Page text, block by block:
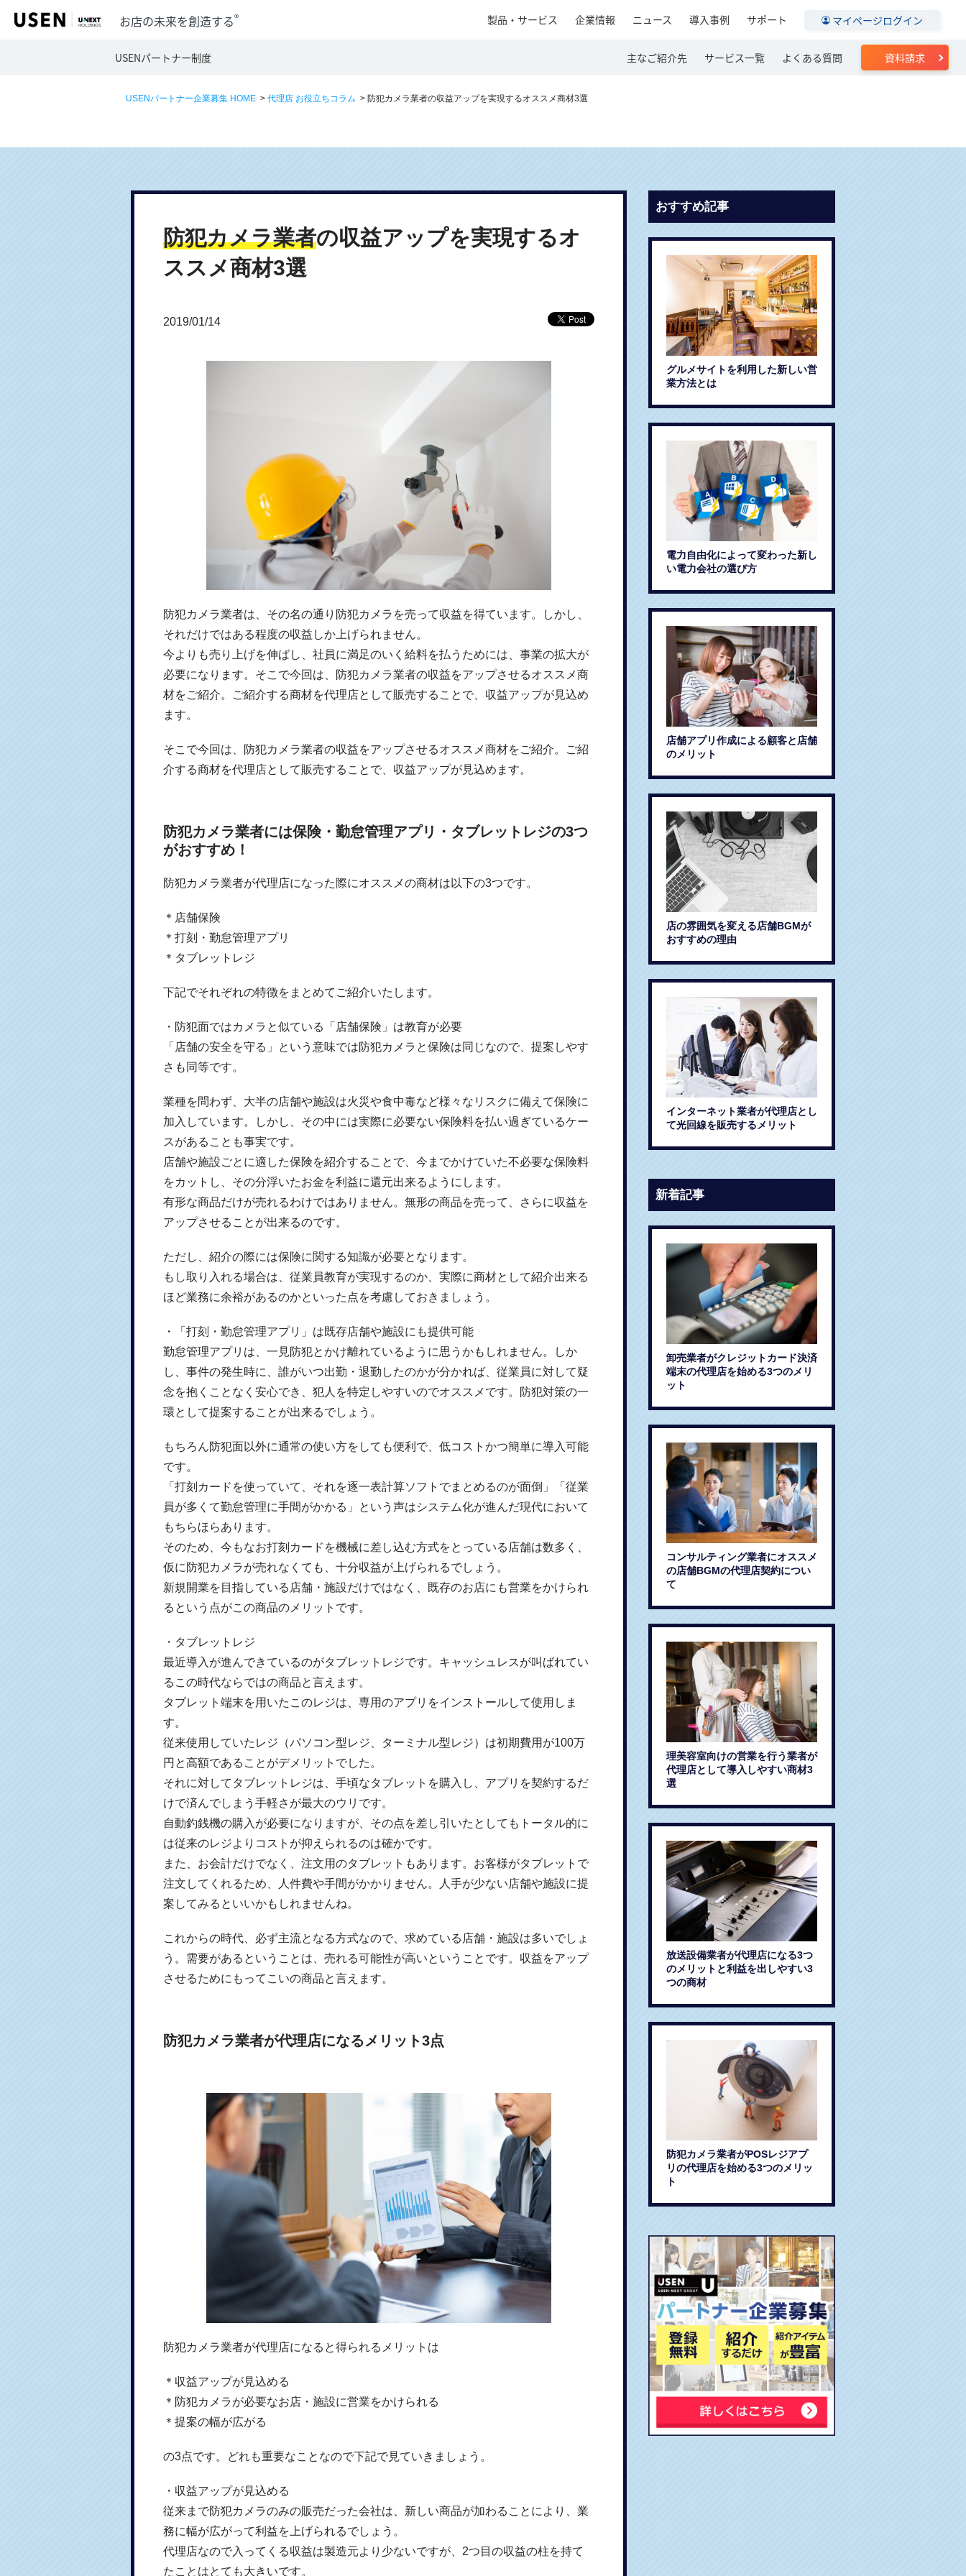
USENパートナー制度 主なご紹介先 サービス一覧 よくある質問 資料請求
製品・サービス 企業情報 ニュース 導入事例 サポート マイページログイン
お店の未来を創造する®
USENパートナー企業募集 HOME > 代理店 お役立ちコラム > 防犯カメラ業者の収益アップを実現するオススメ商材3選
防犯カメラ業者の収益アップを実現するオ
ススメ商材3選
2019/01/14
防犯カメラ業者は、その名の通り防犯カメラを売って収益を得ています。しかし、
それだけではある程度の収益しか上げられません。
今よりも売り上げを伸ばし、社員に満足のいく給料を払うためには、事業の拡大が
必要になります。そこで今回は、防犯カメラ業者の収益をアップさせるオススメ商
材をご紹介。ご紹介する商材を代理店として販売することで、収益アップが見込め
ます。
そこで今回は、防犯カメラ業者の収益をアップさせるオススメ商材をご紹介。ご紹
介する商材を代理店として販売することで、収益アップが見込めます。
防犯カメラ業者には保険・勤怠管理アプリ・タブレットレジの3つ
がおすすめ！
防犯カメラ業者が代理店になった際にオススメの商材は以下の3つです。
＊店舗保険
＊打刻・勤怠管理アプリ
＊タブレットレジ
下記でそれぞれの特徴をまとめてご紹介いたします。
・防犯面ではカメラと似ている「店舗保険」は教育が必要
「店舗の安全を守る」という意味では防犯カメラと保険は同じなので、提案しやす
さも同等です。
業種を問わず、大半の店舗や施設は火災や食中毒など様々なリスクに備えて保険に
加入しています。しかし、その中には実際に必要ない保険料を払い過ぎているケー
スがあることも事実です。
店舗や施設ごとに適した保険を紹介することで、今までかけていた不必要な保険料
をカットし、その分浮いたお金を利益に還元出来るようにします。
有形な商品だけが売れるわけではありません。無形の商品を売って、さらに収益を
アップさせることが出来るのです。
ただし、紹介の際には保険に関する知識が必要となります。
もし取り入れる場合は、従業員教育が実現するのか、実際に商材として紹介出来る
ほど業務に余裕があるのかといった点を考慮しておきましょう。
・「打刻・勤怠管理アプリ」は既存店舗や施設にも提供可能
勤怠管理アプリは、一見防犯とかけ離れているように思うかもしれません。しか
し、事件の発生時に、誰がいつ出勤・退勤したのかが分かれば、従業員に対して疑
念を抱くことなく安心でき、犯人を特定しやすいのでオススメです。防犯対策の一
環として提案することが出来るでしょう。
もちろん防犯面以外に通常の使い方をしても便利で、低コストかつ簡単に導入可能
です。
「打刻カードを使っていて、それを逐一表計算ソフトでまとめるのが面倒」「従業
員が多くて勤怠管理に手間がかかる」という声はシステム化が進んだ現代において
もちらほらあります。
そのため、今もなお打刻カードを機械に差し込む方式をとっている店舗は数多く、
仮に防犯カメラが売れなくても、十分収益が上げられるでしょう。
新規開業を目指している店舗・施設だけではなく、既存のお店にも営業をかけられ
るという点がこの商品のメリットです。
・タブレットレジ
最近導入が進んできているのがタブレットレジです。キャッシュレスが叫ばれてい
るこの時代ならではの商品と言えます。
タブレット端末を用いたこのレジは、専用のアプリをインストールして使用しま
す。
従来使用していたレジ（パソコン型レジ、ターミナル型レジ）は初期費用が100万
円と高額であることがデメリットでした。
それに対してタブレットレジは、手頃なタブレットを購入し、アプリを契約するだ
けで済んでしまう手軽さが最大のウリです。
自動釣銭機の購入が必要になりますが、その点を差し引いたとしてもトータル的に
は従来のレジよりコストが抑えられるのは確かです。
また、お会計だけでなく、注文用のタブレットもあります。お客様がタブレットで
注文してくれるため、人件費や手間がかかりません。人手が少ない店舗や施設に提
案してみるといいかもしれませんね。
これからの時代、必ず主流となる方式なので、求めている店舗・施設は多いでしょ
う。需要があるということは、売れる可能性が高いということです。収益をアップ
させるためにもってこいの商品と言えます。
防犯カメラ業者が代理店になるメリット3点
防犯カメラ業者が代理店になると得られるメリットは
＊収益アップが見込める
＊防犯カメラが必要なお店・施設に営業をかけられる
＊提案の幅が広がる
の3点です。どれも重要なことなので下記で見ていきましょう。
・収益アップが見込める
従来まで防犯カメラのみの販売だった会社は、新しい商品が加わることにより、業
務に幅が広がって利益を上げられるでしょう。
代理店なので入ってくる収益は製造元より少ないですが、2つ目の収益の柱を持て
たことはとても大きいです。
おすすめ記事
グルメサイトを利用した新しい営
業方法とは
電力自由化によって変わった新し
い電力会社の選び方
店舗アプリ作成による顧客と店舗
のメリット
店の雰囲気を変える店舗BGMが
おすすめの理由
インターネット業者が代理店とし
て光回線を販売するメリット
新着記事
卸売業者がクレジットカード決済
端末の代理店を始める3つのメリ
ット
コンサルティング業者にオススメ
の店舗BGMの代理店契約につい
て
理美容室向けの営業を行う業者が
代理店として導入しやすい商材3
選
放送設備業者が代理店になる3つ
のメリットと利益を出しやすい3
つの商材
防犯カメラ業者がPOSレジアプ
リの代理店を始める3つのメリッ
ト